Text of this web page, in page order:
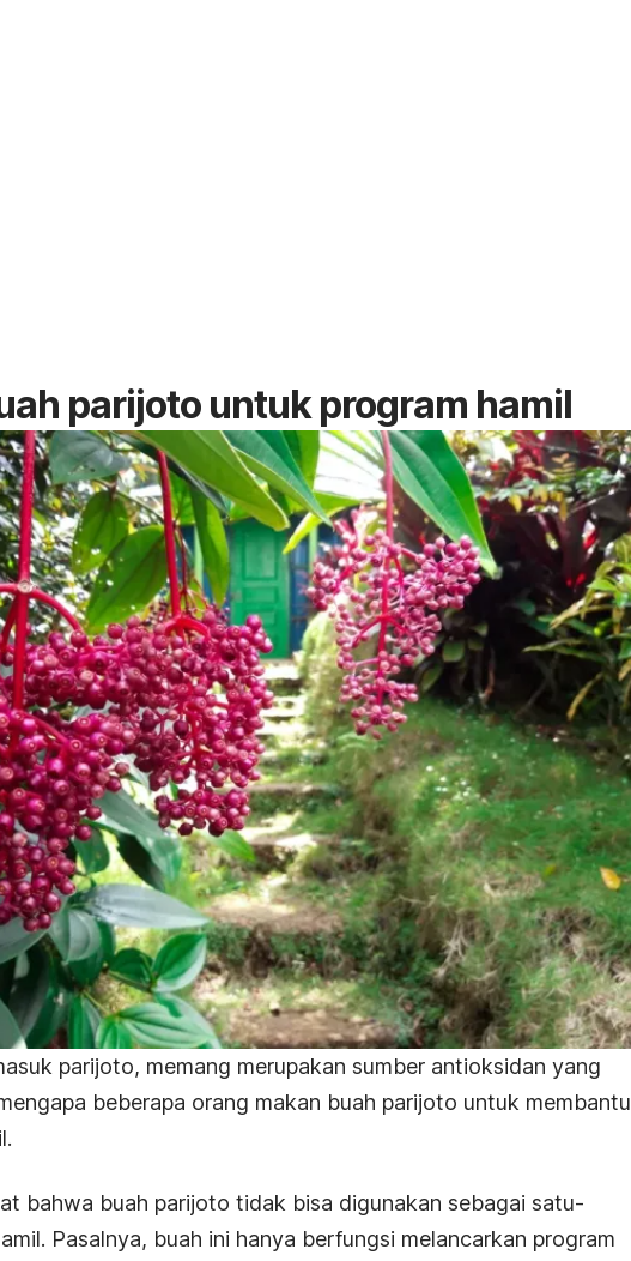
parijoto untuk program hamil
parijoto, memang merupakan sumber antioksidan yang
beberapa orang makan buah parijoto untuk membantu
bahwa buah parijoto tidak bisa digunakan sebagai satu-
Pasalnya, buah ini hanya berfungsi melancarkan program